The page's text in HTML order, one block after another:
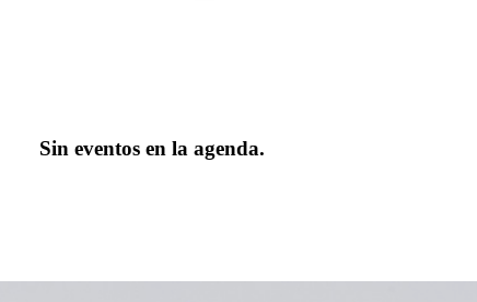
Sin eventos en la agenda.